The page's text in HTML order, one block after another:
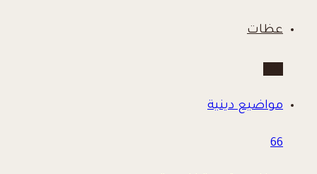
عظات
مواضيع دينية
66